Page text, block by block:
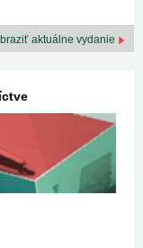
aktuálne vydanie